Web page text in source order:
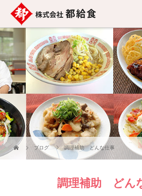
ブログ 調理補助 どんな仕事
調理補助 どん